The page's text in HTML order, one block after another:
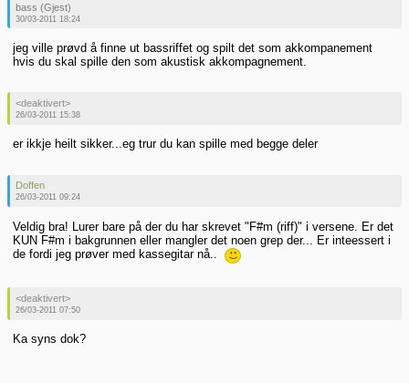
bass (Gjest)
30/03-2011 18:24
jeg ville prøvd å finne ut bassriffet og spilt det som akkompanement
hvis du skal spille den som akustisk akkompagnement.
<deaktivert>
26/03-2011 15:38
er ikkje heilt sikker...eg trur du kan spille med begge deler
Doffen
26/03-2011 09:24
Veldig bra! Lurer bare på der du har skrevet "F#m (riff)" i versene. Er det
KUN F#m i bakgrunnen eller mangler det noen grep der... Er inteessert i
de fordi jeg prøver med kassegitar nå..
<deaktivert>
26/03-2011 07:50
Ka syns dok?